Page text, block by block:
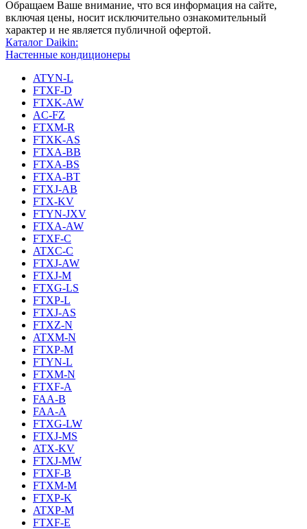
Обращаем Ваше внимание, что вся информация на сайте,
включая цены, носит исключительно ознакомительный
характер и не является публичной офертой.
Каталог Daikin:
Настенные кондиционеры
ATYN-L
FTXF-D
FTXK-AW
AC-FZ
FTXM-R
FTXK-AS
FTXA-BB
FTXA-BS
FTXA-BT
FTXJ-AB
FTX-KV
FTYN-JXV
FTXA-AW
FTXF-C
ATXC-C
FTXJ-AW
FTXJ-M
FTXG-LS
FTXP-L
FTXJ-AS
FTXZ-N
ATXM-N
FTXP-M
FTYN-L
FTXM-N
FTXF-A
FAA-B
FAA-A
FTXG-LW
FTXJ-MS
ATX-KV
FTXJ-MW
FTXF-B
FTXM-M
FTXP-K
ATXP-M
FTXF-E